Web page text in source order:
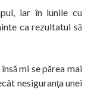
iar în lunile cu
ca rezultatul să
mi se părea mai
nesiguranţa unei